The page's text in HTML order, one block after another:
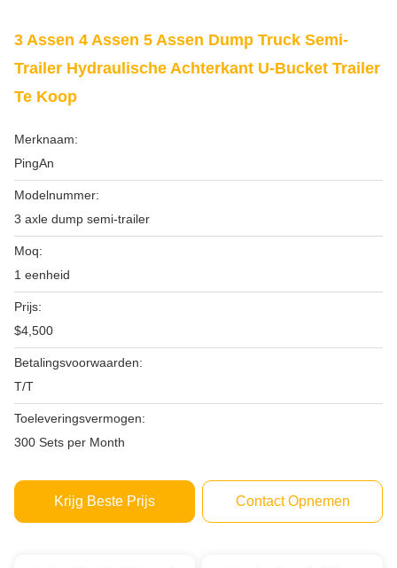
3 Assen 4 Assen 5 Assen Dump Truck Semi-
Trailer Hydraulische Achterkant U-Bucket Trailer
Te Koop
Merknaam:
PingAn
Modelnummer:
3 axle dump semi-trailer
Moq:
1 eenheid
Prijs:
$4,500
Betalingsvoorwaarden:
T/T
Toeleveringsvermogen:
300 Sets per Month
Krijg Beste Prijs Contact Opnemen